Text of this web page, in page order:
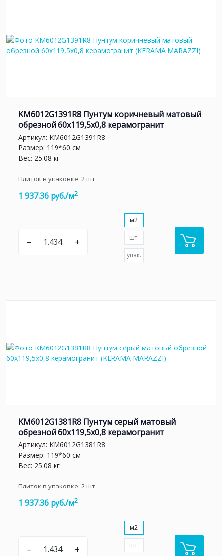
KM6012G1391R8 Пунтум коричневый матовый
обрезной 60x119,5x0,8 керамогранит
Артикул: KM6012G1391R8
Размер: 119*60 см
Вес: 25.08 кг
Плиток в упаковке: 2шт
1 937.36 руб./м2
– +
м2
шт.
упак.
KM6012G1381R8 Пунтум серый матовый
обрезной 60x119,5x0,8 керамогранит
Артикул: KM6012G1381R8
Размер: 119*60 см
Вес: 25.08 кг
Плиток в упаковке: 2шт
1 937.36 руб./м2
– +
м2
шт.